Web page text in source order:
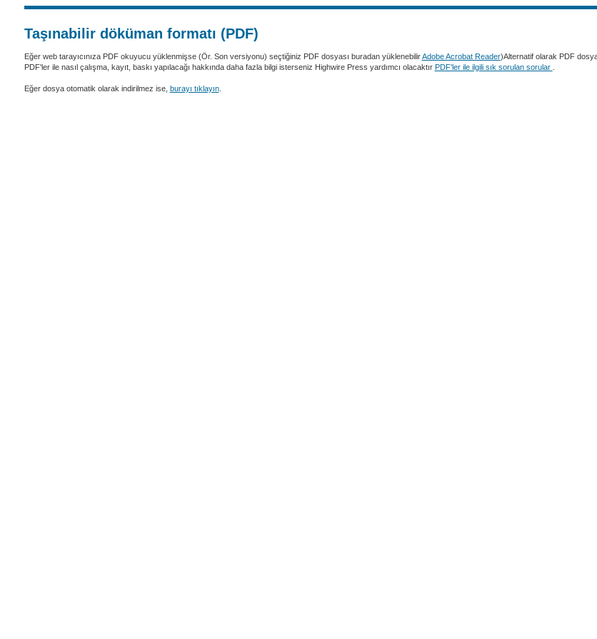
Taşınabilir döküman formatı (PDF)
Eğer web tarayıcınıza PDF okuyucu yüklenmişse (Ör. Son versiyonu) seçtiğiniz PDF dosyası buradan yüklenebilirAdobe Acrobat Reader)Alternatif olarak PDF
PDF'ler ile nasıl çalışma, kayıt, baskı yapılacağı hakkında daha fazla bilgi isterseniz Highwire Press yardımcı olacaktır PDF'ler ile ilgili sık sorulan sorular
Eğer dosya otomatik olarak indirilmez ise, burayı tıklayın.